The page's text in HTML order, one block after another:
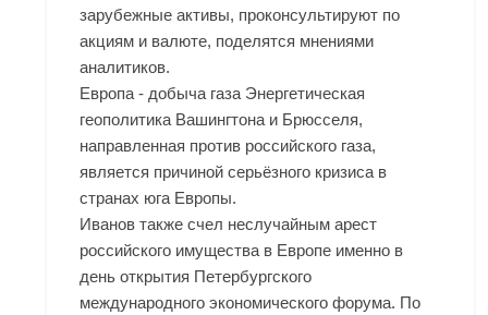
зарубежные активы, проконсультируют по
акциям и валюте, поделятся мнениями
аналитиков.
Европа - добыча газа Энергетическая
геополитика Вашингтона и Брюсселя,
направленная против российского газа,
является причиной серьёзного кризиса в
странах юга Европы.
Иванов также счел неслучайным арест
российского имущества в Европе именно в
день открытия Петербургского
международного экономического форума. По